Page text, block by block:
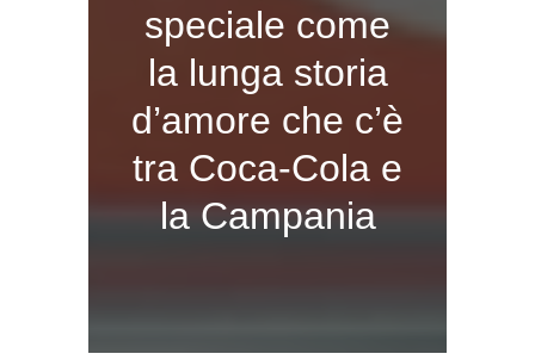
speciale come
la lunga storia
d’amore che c’è
tra Coca-Cola e
la Campania